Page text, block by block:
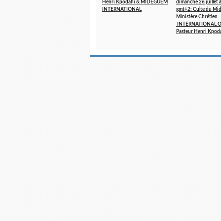
Henri Kpodahi & MIDEGUEM
INTERNATIONAL
dimanche 26 juillet
gmt+2: Culte du
Ministère Chrétien
INTERNATIONAL
Pasteur Henri